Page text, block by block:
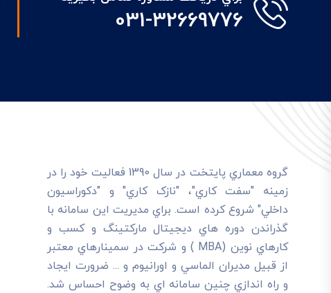
031-32669776
گروه معماري پايتخت در سال 1390 فعاليت خود را در
زمينه "سفت کاري"، "نازک کاري" و "دکوراسيون
داخلي" شروع کرده است. براي مديريت اين سامانه با
گذراندن دوره هاي ديجيتال مارکتينگ و کسب و
کارهاي نوين (MBA ) و شرکت در سمينارهاي معتبر
از قبيل مديران الماسي و اورانيوم و ... ضرورت ايجاد
و راه اندازي چنين سامانه اي به وضوح احساس شد.